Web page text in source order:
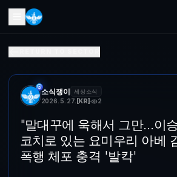
소식쟁이 세상소식
2026. 5. 27. [KR] 2
"말대꾸에 욱해서 그만…이
코치로 있는 요미우리 아베
폭행 체포 충격 '발칵'